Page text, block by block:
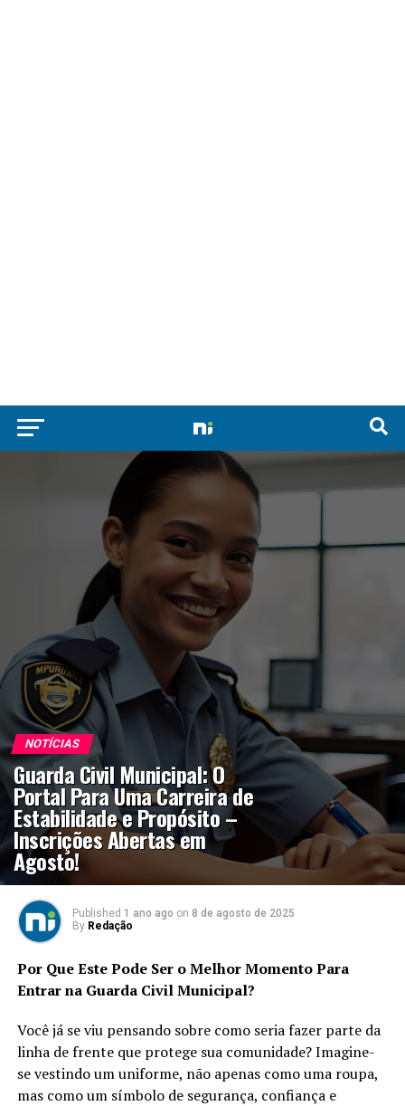
NOTÍCIAS
Guarda Civil Municipal: O
Portal Para Uma Carreira de
Estabilidade e Propósito –
Inscrições Abertas em
Agosto!
Published 1 ano ago on 8 de agosto de 2025
By Redação
Por Que Este Pode Ser o Melhor Momento Para
Entrar na Guarda Civil Municipal?
Você já se viu pensando sobre como seria fazer parte da
linha de frente que protege sua comunidade? Imagine-
se vestindo um uniforme, não apenas como uma roupa,
mas como um símbolo de segurança, confiança e